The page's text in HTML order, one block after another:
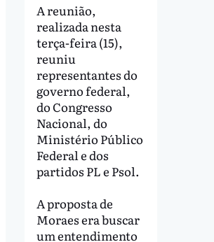
A reunião,
realizada nesta
terça-feira (15),
reuniu
representantes do
governo federal,
do Congresso
Nacional, do
Ministério Público
Federal e dos
partidos PL e Psol.
A proposta de
Moraes era buscar
um entendimento